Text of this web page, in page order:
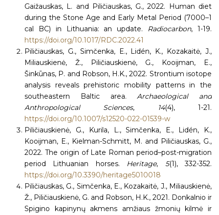
Gaižauskas, L. and Piličiauskas, G., 2022. Human diet
during the Stone Age and Early Metal Period (7000–1
cal BC) in Lithuania: an update. Radiocarbon, 1-19.
https://doi.org/10.1017/RDC.2022.41
Piličiauskas, G., Simčenka, E., Lidén, K., Kozakaitė, J.,
Miliauskienė, Ž., Piličiauskienė, G., Kooijman, E.,
Šinkūnas, P. and Robson, H.K., 2022. Strontium isotope
analysis reveals prehistoric mobility patterns in the
southeastern Baltic area.Archaeological and
Anthropological Sciences, 14(4), 1-21.
https://doi.org/10.1007/s12520-022-01539-w
Piličiauskienė, G., Kurila, L., Simčenka, E., Lidén, K.,
Kooijman, E., Kielman-Schmitt, M. and Piličiauskas, G.,
2022. The origin of Late Roman period–post-migration
period Lithuanian horses. Heritage, 5(1), 332-352.
https://doi.org/10.3390/heritage5010018
Piličiauskas, G., Simčenka, E., Kozakaitė, J., Miliauskienė,
Ž., Piličiauskienė, G. and Robson, H.K., 2021. Donkalnio ir
Spigino kapinynų akmens amžiaus žmonių kilmė ir